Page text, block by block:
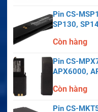
Pin CS-
SP130,
Còn hàng
Pin CS-
APX6000,
Còn hàng
Pin CS-